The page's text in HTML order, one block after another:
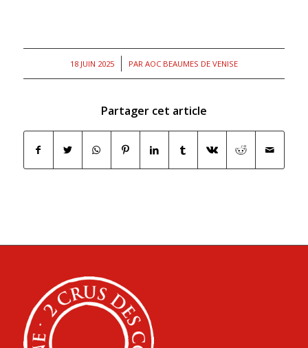
18 JUIN 2025
/ PAR AOC BEAUMES DE VENISE
Partager cet article